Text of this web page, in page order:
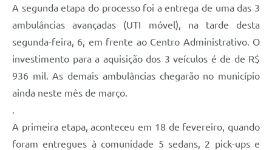
A segunda etapa do processo foi a entrega de uma das 3
ambulâncias avançadas (UTI móvel), na tarde desta
segunda-feira, 6, em frente ao Centro Administrativo. O
investimento para a aquisição dos 3 veículos é de de R$
936 mil. As demais ambulâncias chegarão no município
ainda neste mês de março.
A primeira etapa, aconteceu em 18 de fevereiro, quando
foram entregues à comunidade 5 sedans, 2 pick-ups e